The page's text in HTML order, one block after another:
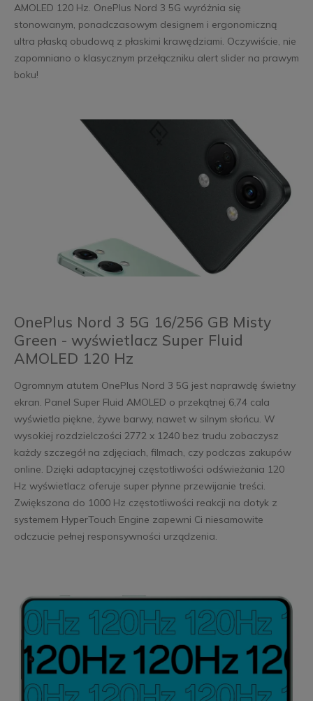
AMOLED 120 Hz. OnePlus Nord 3 5G wyróżnia się
stonowanym, ponadczasowym designem i ergonomiczną
ultra płaską obudową z płaskimi krawędziami. Oczywiście, nie
zapomniano o klasycznym przełączniku alert slider na prawym
boku!
OnePlus Nord 3 5G 16/256 GB Misty
Green - wyświetlacz Super Fluid
AMOLED 120 Hz
Ogromnym atutem OnePlus Nord 3 5G jest naprawdę świetny
ekran. Panel Super Fluid AMOLED o przekątnej 6,74 cala
wyświetla piękne, żywe barwy, nawet w silnym słońcu. W
wysokiej rozdzielczości 2772 x 1240 bez trudu zobaczysz
każdy szczegół na zdjęciach, filmach, czy podczas zakupów
online. Dzięki adaptacyjnej częstotliwości odświeżania 120
Hz wyświetlacz oferuje super płynne przewijanie treści.
Zwiększona do 1000 Hz częstotliwości reakcji na dotyk z
systemem HyperTouch Engine zapewni Ci niesamowite
odczucie pełnej responsywności urządzenia.